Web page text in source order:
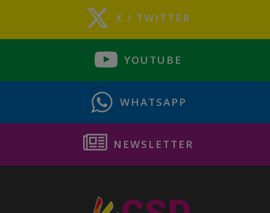
X / TWITTER
YOUTUBE
WHATSAPP
NEWSLETTER